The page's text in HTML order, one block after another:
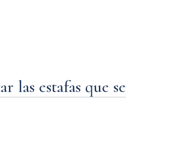
las estafas que se